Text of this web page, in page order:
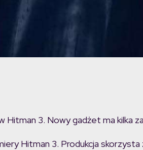
Hitman 3. Nowy gadżet ma kilka
Hitman 3. Produkcja